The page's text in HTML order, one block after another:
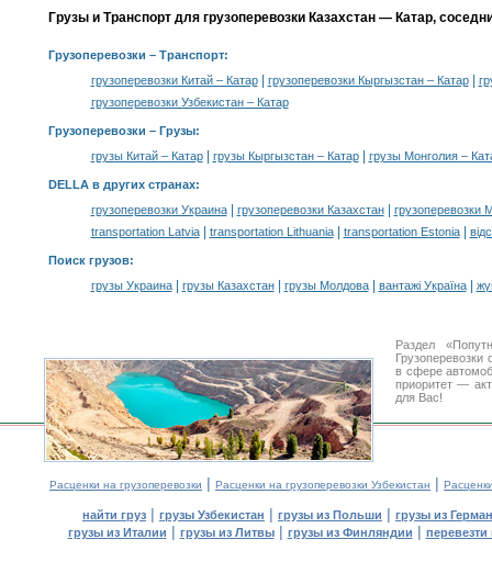
Грузы и Транспорт для грузоперевозки Казахстан — Катар,
Грузоперевозки – Транспорт:
грузоперевозки Китай – Катар| грузоперевозки Кыргызстан – Катар|
грузоперевозки Узбекистан – Катар
Грузоперевозки – Грузы:
грузы Китай – Катар| грузы Кыргызстан – Катар| грузы Монголия –
DELLA в других странах:
грузоперевозки Украина| грузоперевозки Казахстан|
грузоперевозки
transportation Latvia| transportation Lithuania| transportation Estonia|
Поиск грузов:
грузы Украина| грузы Казахстан| грузы Молдова| вантажі Україна|
Раздел
в сфере
приоритет —
для Вас!
Расценки на грузоперевозки | Расценки на грузоперевозки Узбекистан |
найти груз | грузы Узбекистан | грузы из Польши | грузы из
грузы из Италии | грузы из Литвы| грузы из Финляндии | перевезти